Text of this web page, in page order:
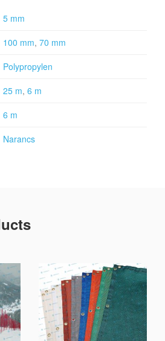
5 mm
100 mm, 70 mm
Polypropylen
25 m, 6 m
6 m
Narancs